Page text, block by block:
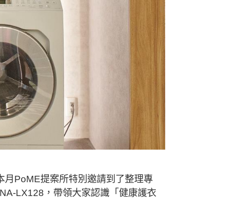
月PoME提案所特別邀請到了整理專
LX128，帶領大家認識「健康護衣